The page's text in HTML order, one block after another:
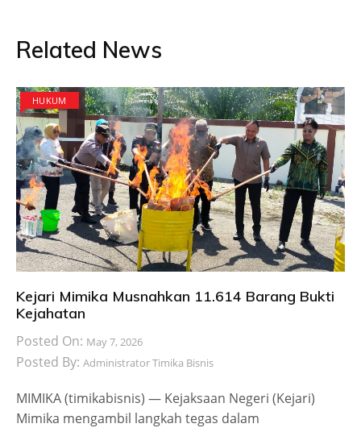
Related News
HUKUM
Kejari Mimika Musnahkan 11.614 Barang Bukti
Kejahatan
Posted On: May 7, 2026
Posted By: Administrator Timika Bisnis
​MIMIKA (timikabisnis) — Kejaksaan Negeri (Kejari)
Mimika mengambil langkah tegas dalam